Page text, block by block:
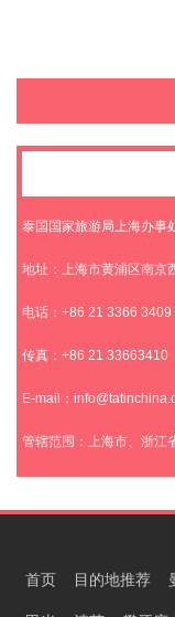
泰国国家旅游局上海办事
地址：上海市黄浦区南京
电话：+86 21 3366 3409
传真：+86 21 33663410
E-mail：
管辖范围：上海市、浙江
首页 目的地推荐